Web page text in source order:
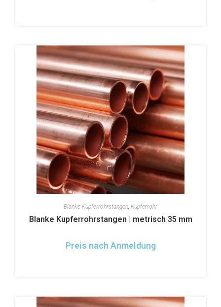
Blanke Kupferrohrstangen, Kupferrohr
Blanke Kupferrohrstangen | metrisch 35 mm
Preis nach Anmeldung